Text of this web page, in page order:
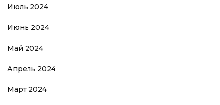
Июль 2024
Июнь 2024
Май 2024
Апрель 2024
Март 2024